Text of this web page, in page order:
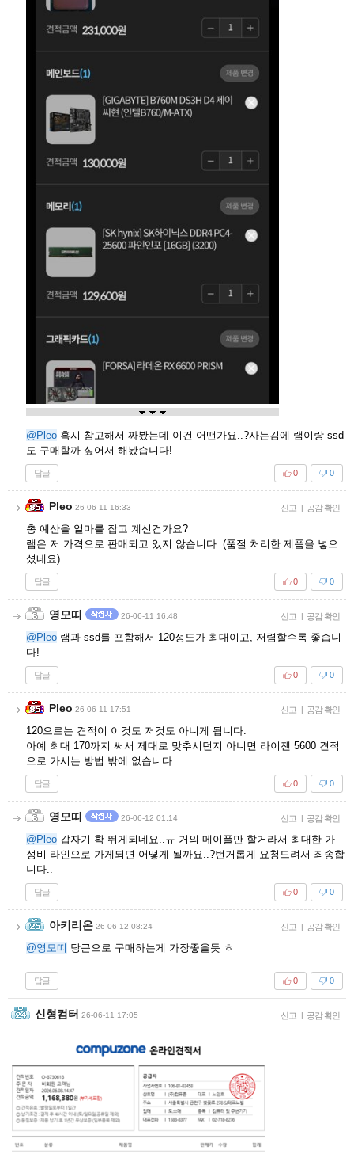
@Pleo 혹시 참고해서 짜봤는데 이건 어떤가요..?사는김에 램이랑 ssd
도 구매할까 싶어서 해봤습니다!
답글 0
0
Pleo 26-06-11 16:33 신고 | 공감 확인
총 예산을 얼마를 잡고 계신건가요?
램은 저 가격으로 판매되고 있지 않습니다. (품절 처리한 제품을 넣으
셨네요)
답글 0
0
영모띠 26-06-11 16:48 신고 | 공감 확인
@Pleo 램과 ssd를 포함해서 120정도가 최대이고, 저렴할수록 좋습니
다!
답글 0
0
Pleo 26-06-11 17:51 신고 | 공감 확인
120으로는 견적이 이것도 저것도 아니게 됩니다.
아예 최대 170까지 써서 제대로 맞추시던지 아니면 라이젠 5600 견적
으로 가시는 방법 밖에 없습니다.
답글 0
0
영모띠 26-06-12 01:14 신고 | 공감 확인
@Pleo 갑자기 확 뛰게되네요..ㅠ 거의 메이플만 할거라서 최대한 가
성비 라인으로 가게되면 어떻게 될까요..?번거롭게 요청드려서 죄송합
니다..
답글 0
0
아키리온 26-06-12 08:24 신고 | 공감 확인
@영모띠 당근으로 구매하는게 가장좋을듯 ㅎ
답글 0
0
신형컴터 26-06-11 17:05 신고 | 공감 확인